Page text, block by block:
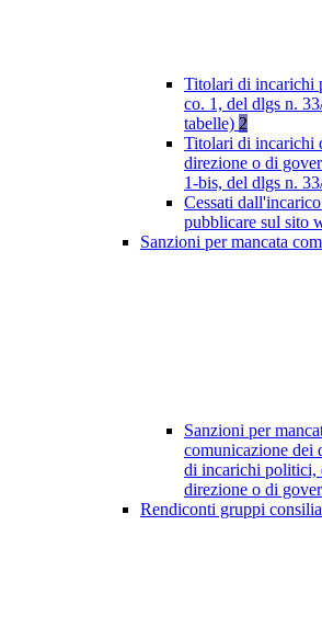
Titolari di incarichi
co. 1, del dlgs n.
tabelle) 2
Titolari di incarichi
direzione o di
1-bis, del dlgs n.
Cessati
pubblicare sul sito
Sanzioni per mancata
Sanzioni per
comunicazione dei
di incarichi politici,
direzione o di
Rendiconti gruppi